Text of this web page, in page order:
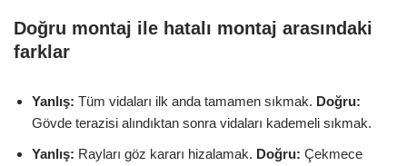
Doğru montaj ile hatalı montaj arasındaki
farklar
Yanlış: Tüm vidaları ilk anda tamamen sıkmak. Doğru:
Gövde terazisi alındıktan sonra vidaları kademeli sıkmak.
Yanlış: Rayları göz kararı hizalamak. Doğru: Çekmece